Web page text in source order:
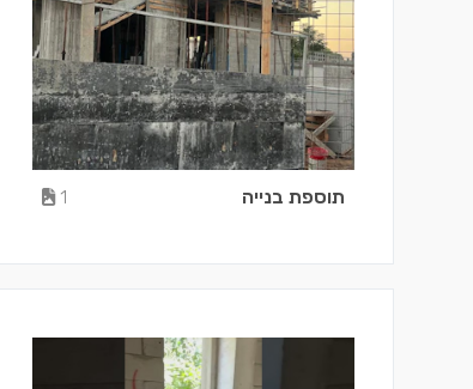
תוספת בנייה 1